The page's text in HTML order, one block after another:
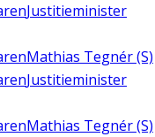
Justitieminister
Mathias Tegnér (S)
Justitieminister
Mathias Tegnér (S)